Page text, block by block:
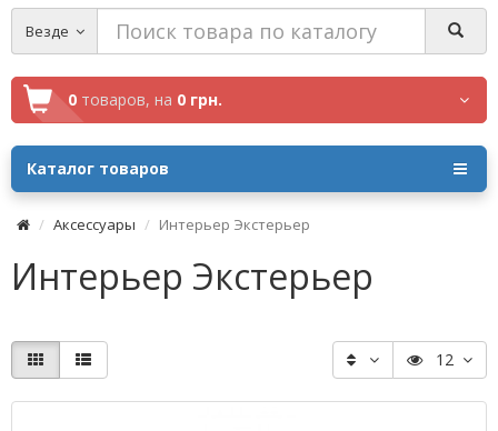
Везде
0 товаров, на 0 грн.
Каталог товаров
Аксессуары Интерьер Экстерьер
Интерьер Экстерьер
12